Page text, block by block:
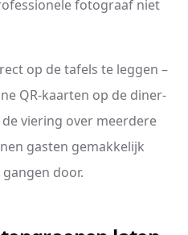
fotograaf niet
op de tafels te leggen –
QR-kaarten op de diner-
viering over meerdere
gasten gemakkelijk
door.